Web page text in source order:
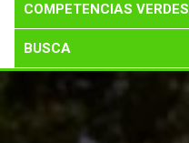
COMPETENCIAS VERDES
BUSCA